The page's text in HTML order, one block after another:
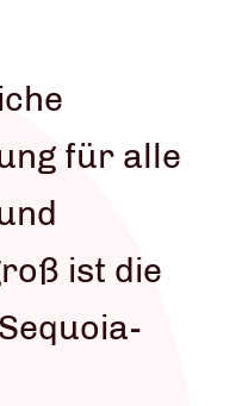
für alle
ist die